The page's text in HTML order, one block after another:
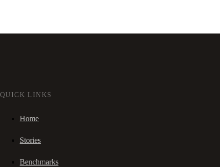
QUICK LINKS
Home
Stories
Benchmarks